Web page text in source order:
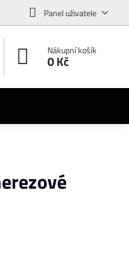
Panel uživatele
Nákupní košík
0 Kč